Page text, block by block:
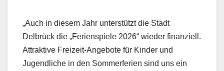
„Auch in diesem Jahr unterstützt die Stadt
Delbrück die „Ferienspiele 2026“ wieder finanziell.
Attraktive Freizeit-Angebote für Kinder und
Jugendliche in den Sommerferien sind uns ein